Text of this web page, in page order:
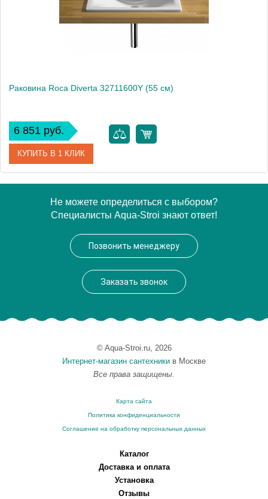
Раковина Roca Diverta 32711600Y (55 см)
6 851 руб.
КУПИТЬ В 1 КЛИК
Diverta 32711600Y
Не можете определиться с выбором?
Специалисты Aqua-Stroi знают ответ!
Позвонить менеджеру
Заказать звонок
© Aqua-Stroi.ru, 2026
Интернет-магазин сантехники в Москве
Все права защищены.
Карта сайта
Политика конфиденциальности
Соглашение на обработку персональных данных
Каталог
Доставка и оплата
Установка
Отзывы